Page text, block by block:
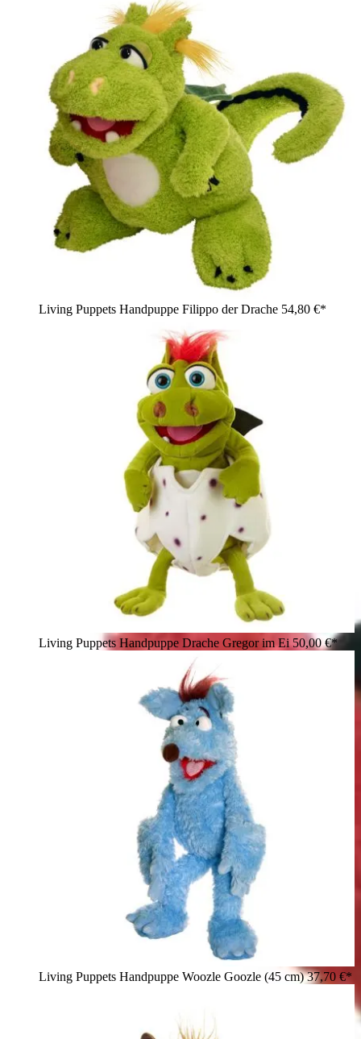
Living Puppets Handpuppe Filippo der Drache 54,80 €*
Living Puppets Handpuppe Drache Gregor im Ei 50,00 €*
Living Puppets Handpuppe Woozle Goozle (45 cm)37,70 €*